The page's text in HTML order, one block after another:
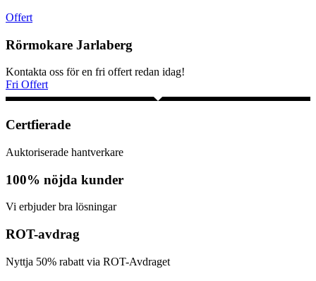
Offert
Rörmokare Jarlaberg
Kontakta oss för en fri offert redan idag!
Fri Offert
Certfierade
Auktoriserade hantverkare
100% nöjda kunder
Vi erbjuder bra lösningar
ROT-avdrag
Nyttja 50% rabatt via ROT-Avdraget